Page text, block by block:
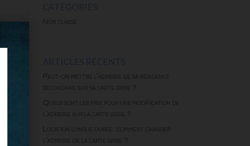
Non classé
Peut-on mettre l’adresse de sa résidence
secondaire sur sa carte grise ?
Quels sont les prix pour une modification de
l’adresse sur la carte grise ?
Location longue durée : comment changer
l’adresse de la carte grise ?